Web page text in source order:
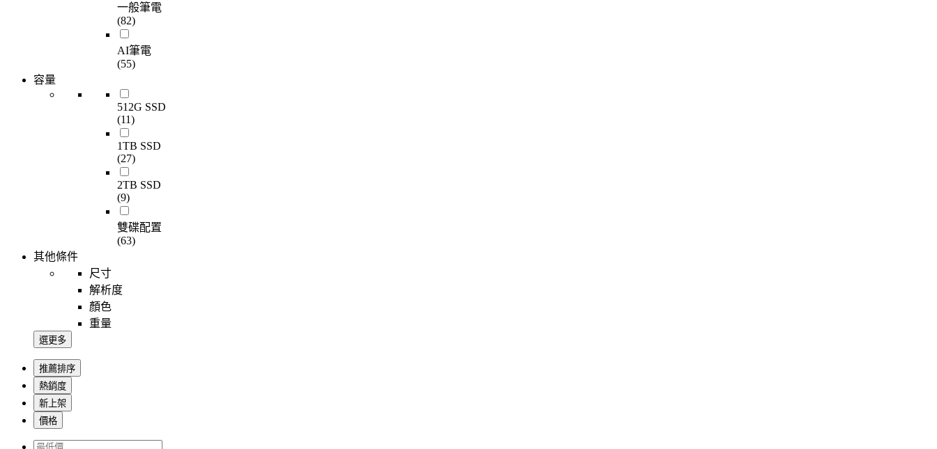
一般筆電
(82)
AI筆電
(55)
容量
512G SSD
(11)
1TB SSD
(27)
2TB SSD
(9)
雙碟配置
(63)
其他條件
尺寸
解析度
顏色
重量
選更多
推薦排序
熱銷度
新上架
價格